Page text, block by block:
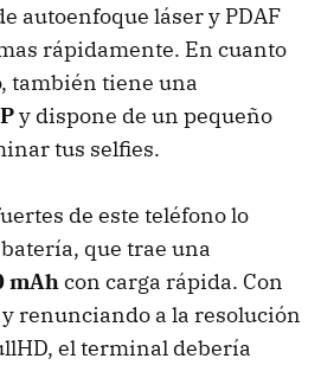
autoenfoque láser y PDAF
rápidamente. En cuanto
también tiene una
y dispone de un pequeño
tus selfies.
de este teléfono lo
que trae una
mAh con carga rápida. Con
renunciando a la resolución
el terminal debería